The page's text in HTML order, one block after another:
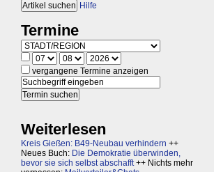
Hilfe
Termine
vergangene Termine anzeigen
Weiterlesen
Kreis Gießen: B49-Neubau verhindern ++
Neues Buch: Die Demokratie überwinden,
bevor sie sich selbst abschafft++ Nichts mehr